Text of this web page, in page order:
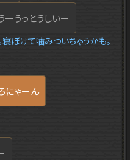
ーうっとうしいー
ぼけて噛みついちゃうかも。
にゃーん